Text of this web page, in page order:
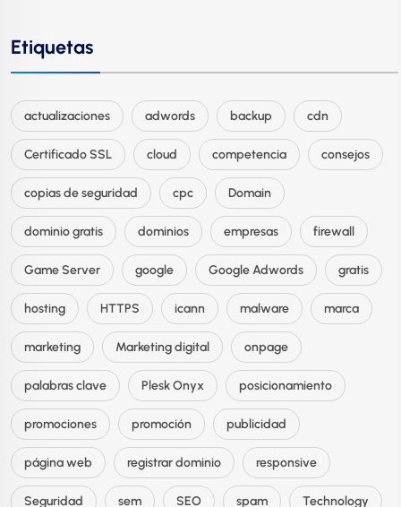
Etiquetas
actualizaciones adwords backup cdn
Certificado SSL cloud competencia consejos
copias de seguridad cpc Domain
dominio gratis dominios empresas firewall
Game Server google Google Adwords gratis
hosting HTTPS icann malware marca
marketing Marketing digital onpage
palabras clave Plesk Onyx posicionamiento
promociones promoción publicidad
página web registrar dominio responsive
Seguridad sem SEO spam Technology